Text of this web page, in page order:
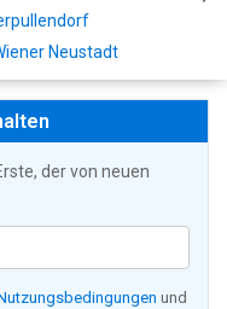
Neustadt
der von neuen
und